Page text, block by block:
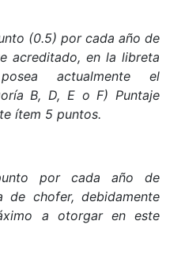
(0.5) por cada año de
acreditado, en la libreta
posea actualmente
el
B, D, E o F) Puntaje
ítem 5 puntos.
por cada año de
de chofer, debidamente
a otorgar en este